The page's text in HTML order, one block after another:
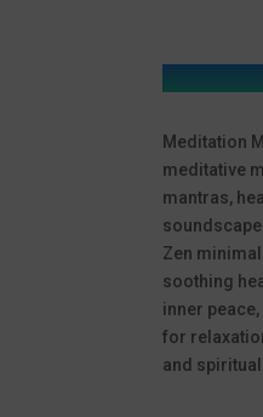
Meditation
meditative
mantras,
Zen
soothing
inner
for
and spiritual